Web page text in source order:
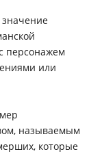
значение
персонажем
или
называемым
которые